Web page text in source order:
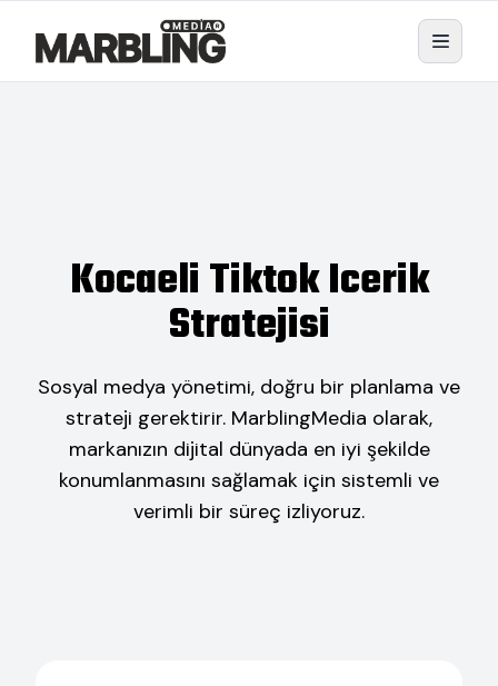
Kocaeli Tiktok Icerik
Stratejisi
Sosyal medya yönetimi, doğru bir planlama ve
strateji gerektirir. MarblingMedia olarak,
markanızın dijital dünyada en iyi şekilde
konumlanmasını sağlamak için sistemli ve
verimli bir süreç izliyoruz.